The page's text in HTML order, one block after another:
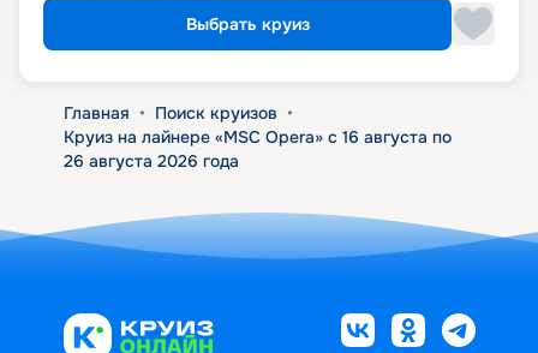
Выбрать круиз
Главная • Поиск круизов •
Круиз на лайнере «MSC Opera» с 16 августа по
26 августа 2026 года